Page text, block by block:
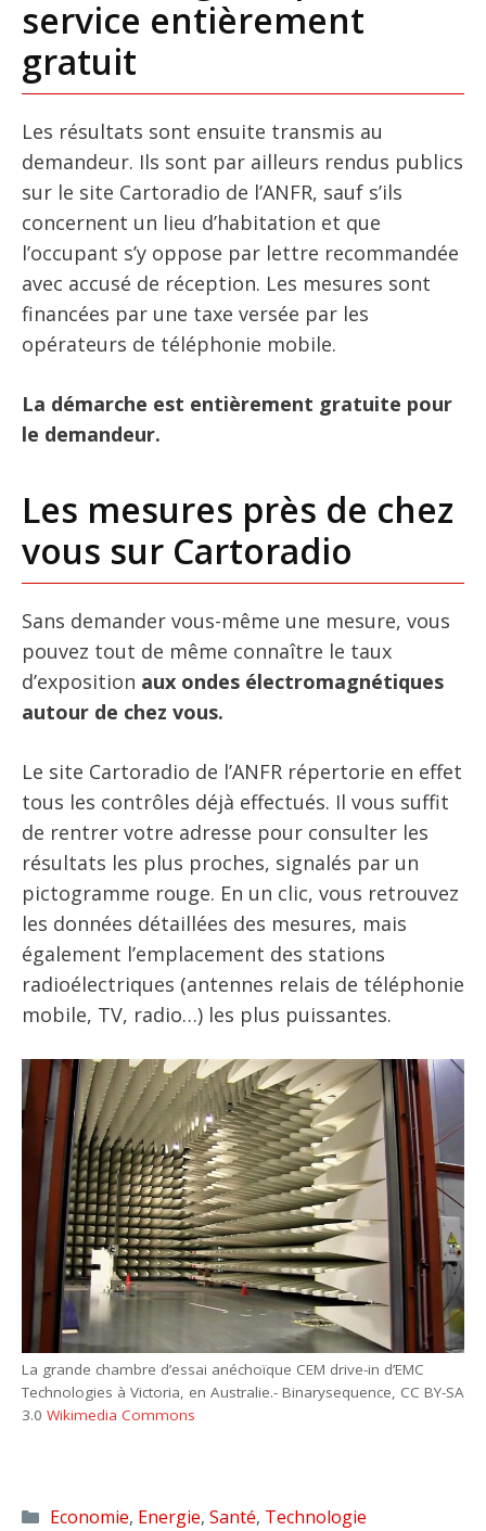
service entièrement
gratuit
Les résultats sont ensuite transmis au
demandeur. Ils sont par ailleurs rendus publics
sur le site Cartoradio de l’ANFR, sauf s’ils
concernent un lieu d’habitation et que
l’occupant s’y oppose par lettre recommandée
avec accusé de réception. Les mesures sont
financées par une taxe versée par les
opérateurs de téléphonie mobile.
La démarche est entièrement gratuite pour
le demandeur.
Les mesures près de chez
vous sur Cartoradio
Sans demander vous-même une mesure, vous
pouvez tout de même connaître le taux
d’exposition aux ondes électromagnétiques
autour de chez vous.
Le site Cartoradio de l’ANFR répertorie en effet
tous les contrôles déjà effectués. Il vous suffit
de rentrer votre adresse pour consulter les
résultats les plus proches, signalés par un
pictogramme rouge. En un clic, vous retrouvez
les données détaillées des mesures, mais
également l’emplacement des stations
radioélectriques (antennes relais de téléphonie
mobile, TV, radio…) les plus puissantes.
La grande chambre d’essai anéchoïque CEM drive-in d’EMC
Technologies à Victoria, en Australie.- Binarysequence, CC BY-SA
3.0 Wikimedia Commons
Catégories
Economie, Energie, Santé, Technologie